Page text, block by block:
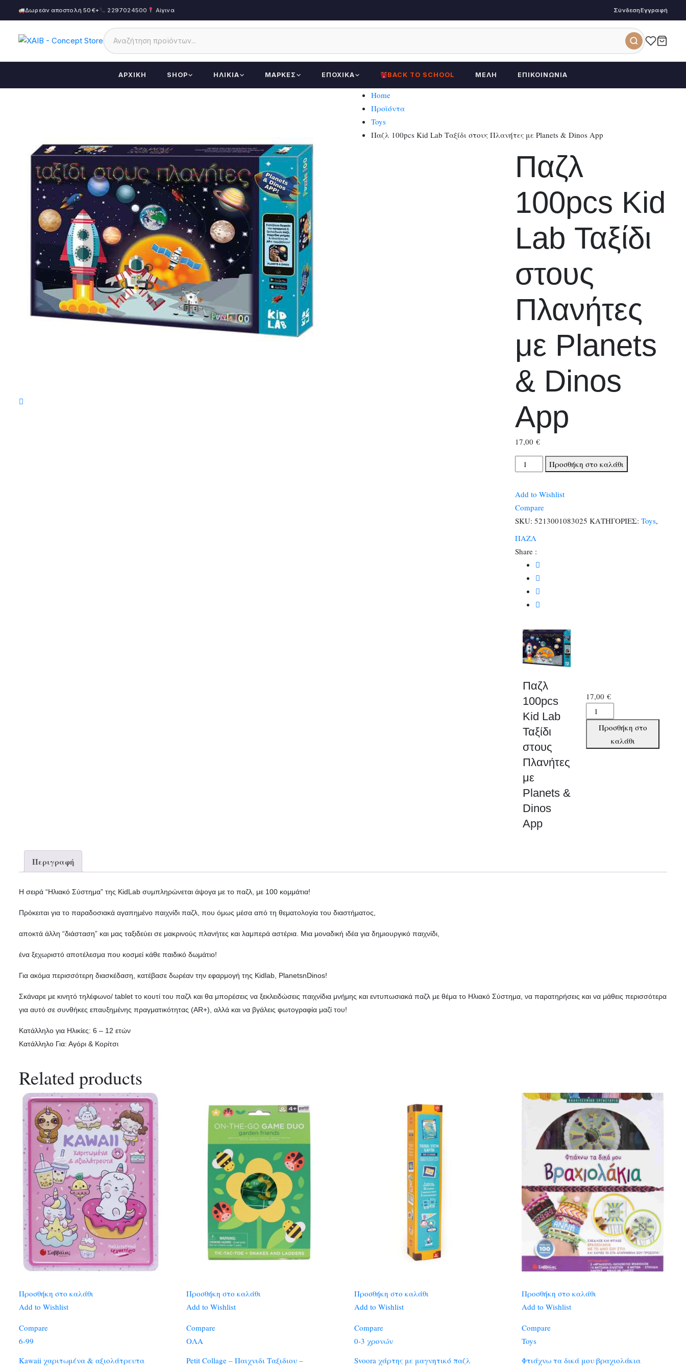
Δωρεάν αποστολή 50€+ 2297024500 Αίγινα ΣύνδεσηΕγγραφή
ΑΡΧΙΚΉ SHOP ΗΛΙΚΊΑ ΜΆΡΚΕΣ ΕΠΟΧΙΚΆ BACK TO SCHOOL ΜΈΛΗ ΕΠΙΚΟΙΝΩΝΊΑ
Home
Προϊόντα
Toys
Παζλ 100pcs Kid Lab Ταξίδι στους Πλανήτες με Planets & Dinos App
Παζλ
100pcs Kid
Lab Ταξίδι
στους
Πλανήτες
με Planets
& Dinos
App
17,00€
Παζλ
100pcs
Ταξίδι
Πλανήτες
με
Planets
Dinos
App
Προσθήκη στο καλάθι
Add to Wishlist
Compare
SKU: 5213001083025 ΚΑΤΗΓΟΡΙΕΣ: Toys,
ΠΑΖΛ
Share :
Παζλ
100pcs
Kid Lab
Ταξίδι
στους
Πλανήτες
με
Planets &
Dinos
App
17,00€
Παζλ
100pcs
Lab
Προσθήκη στο
καλάθι
Περιγραφή
Η σειρά “Ηλιακό Σύστημα” της KidLab συμπληρώνεται άψογα με το παζλ, με 100 κομμάτια!
Πρόκειται για το παραδοσιακά αγαπημένο παιχνίδι παζλ, που όμως μέσα από τη θεματολογία του διαστήματος,
αποκτά άλλη “διάσταση” και μας ταξιδεύει σε μακρινούς πλανήτες και λαμπερά αστέρια. Μια μοναδική ιδέα για δημιουργικό παιχνίδι,
ένα ξεχωριστό αποτέλεσμα που κοσμεί κάθε παιδικό δωμάτιο!
Για ακόμα περισσότερη διασκέδαση, κατέβασε δωρέαν την εφαρμογή της Kidlab, PlanetsnDinos!
Σκάναρε με κινητό τηλέφωνο/ tablet το κουτί του παζλ και θα μπορέσεις να ξεκλειδώσεις παιχνίδια μνήμης και εντυπωσιακά παζλ με θέμα το Ηλιακό Σύστημα, να παρατηρήσεις και να μάθεις περισσότερα
για αυτό σε συνθήκες επαυξημένης πραγματικότητας (AR+), αλλά και να βγάλεις φωτογραφία μαζί του!
Κατάλληλο για Ηλικίες: 6 – 12 ετών
Κατάλληλο Για: Αγόρι & Κορίτσι
Related products
Προσθήκη στο καλάθι
Add to Wishlist
Compare
6-99
Kawaii χαριτωμένα & αξιολάτρευτα
Προσθήκη στο καλάθι
Add to Wishlist
Compare
ΟΛΑ
Petit Collage – Παιχνιδι Ταξιδιου –
Προσθήκη στο καλάθι
Add to Wishlist
Compare
0-3 χρονών
Svoora χάρτης με μαγνητικό παζλ
Προσθήκη στο καλάθι
Add to Wishlist
Compare
Toys
Φτιάχνω τα δικά μου βραχιολάκια